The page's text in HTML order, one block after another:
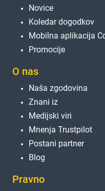
Novice
Koledar dogodkov
Mobilna aplikacija
Promocije
O nas
Naša zgodovina
Znani iz
Medijski viri
Mnenja Trustpilot
Postani partner
Blog
Pravno